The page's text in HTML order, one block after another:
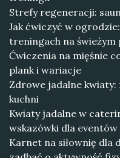
Strefy regeneracji:
Jak ćwiczyć w
treningach na
Ćwiczenia na mięśnie
plank i wariacje
Zdrowe jadalne
kuchni
Kwiaty jadalne w
wskazówki dla
Karnet na siłownię dla